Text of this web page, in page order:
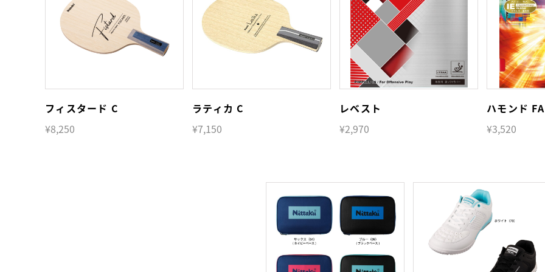
フィスタード C
¥8,250
ラティカ C
¥7,150
レベスト
¥2,970
ハモンド FA
¥3,520